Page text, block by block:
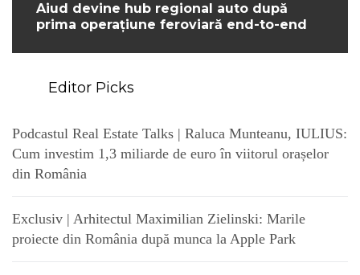
Aiud devine hub regional auto după
prima operațiune feroviară end-to-end
Editor Picks
Podcastul Real Estate Talks | Raluca Munteanu, IULIUS:
Cum investim 1,3 miliarde de euro în viitorul orașelor
din România
Exclusiv | Arhitectul Maximilian Zielinski: Marile
proiecte din România după munca la Apple Park